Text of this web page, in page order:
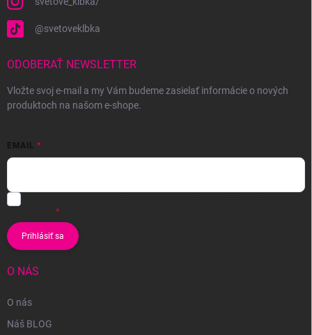
@svetoveklbka
ODOBERAŤ NEWSLETTER
Vložte svoj e-mail a my Vám budeme zasielať informácie o nových
produktoch na našom e-shope.
EMAIL
Prihlásiť sa
O NÁS
O nás
Náš BLOG